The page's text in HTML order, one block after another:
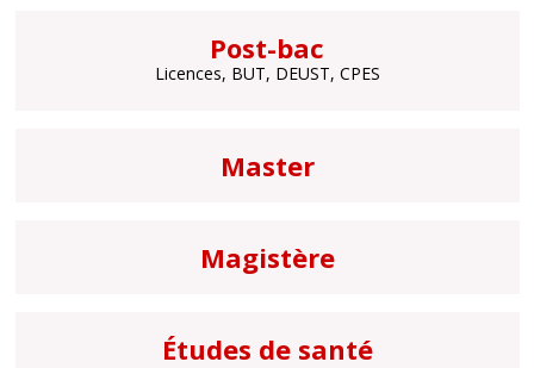
Post-bac
Licences, BUT, DEUST, CPES
Master
Magistère
Études de santé